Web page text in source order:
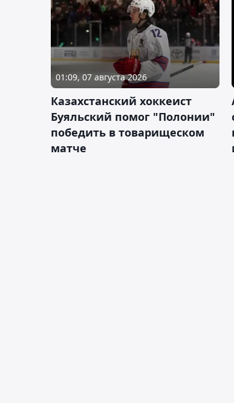
01:09, 07 августа 2026
Казахстанский хоккеист
Буяльский помог "Полонии"
победить в товарищеском
матче